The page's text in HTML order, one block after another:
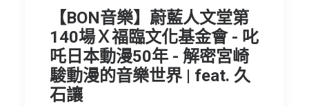
【BON音樂】蔚藍人文堂第
140場Ｘ福臨文化基金會 - 叱
吒日本動漫50年 - 解密宮崎
駿動漫的音樂世界 | feat. 久
石讓